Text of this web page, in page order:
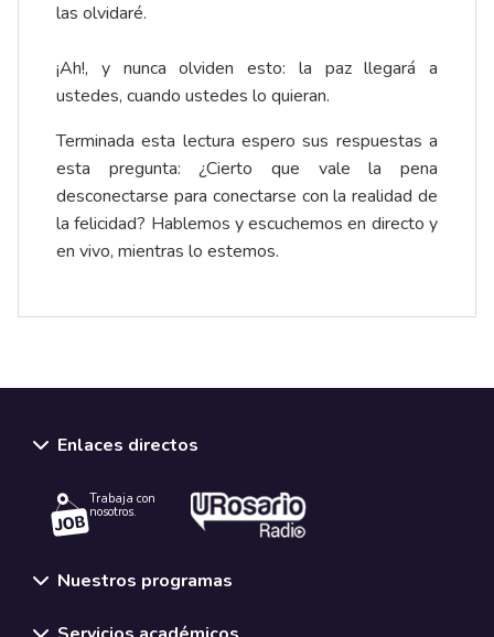
las olvidaré.
¡Ah!, y nunca olviden esto: la paz llegará a
ustedes, cuando ustedes lo quieran.
Terminada esta lectura espero sus respuestas a
esta pregunta: ¿Cierto que vale la pena
desconectarse para conectarse con la realidad de
la felicidad? Hablemos y escuchemos en directo y
en vivo, mientras lo estemos.
Enlaces directos
Trabaja con
nosotros.
Nuestros programas